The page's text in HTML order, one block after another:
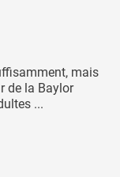
mais
de la Baylor
...